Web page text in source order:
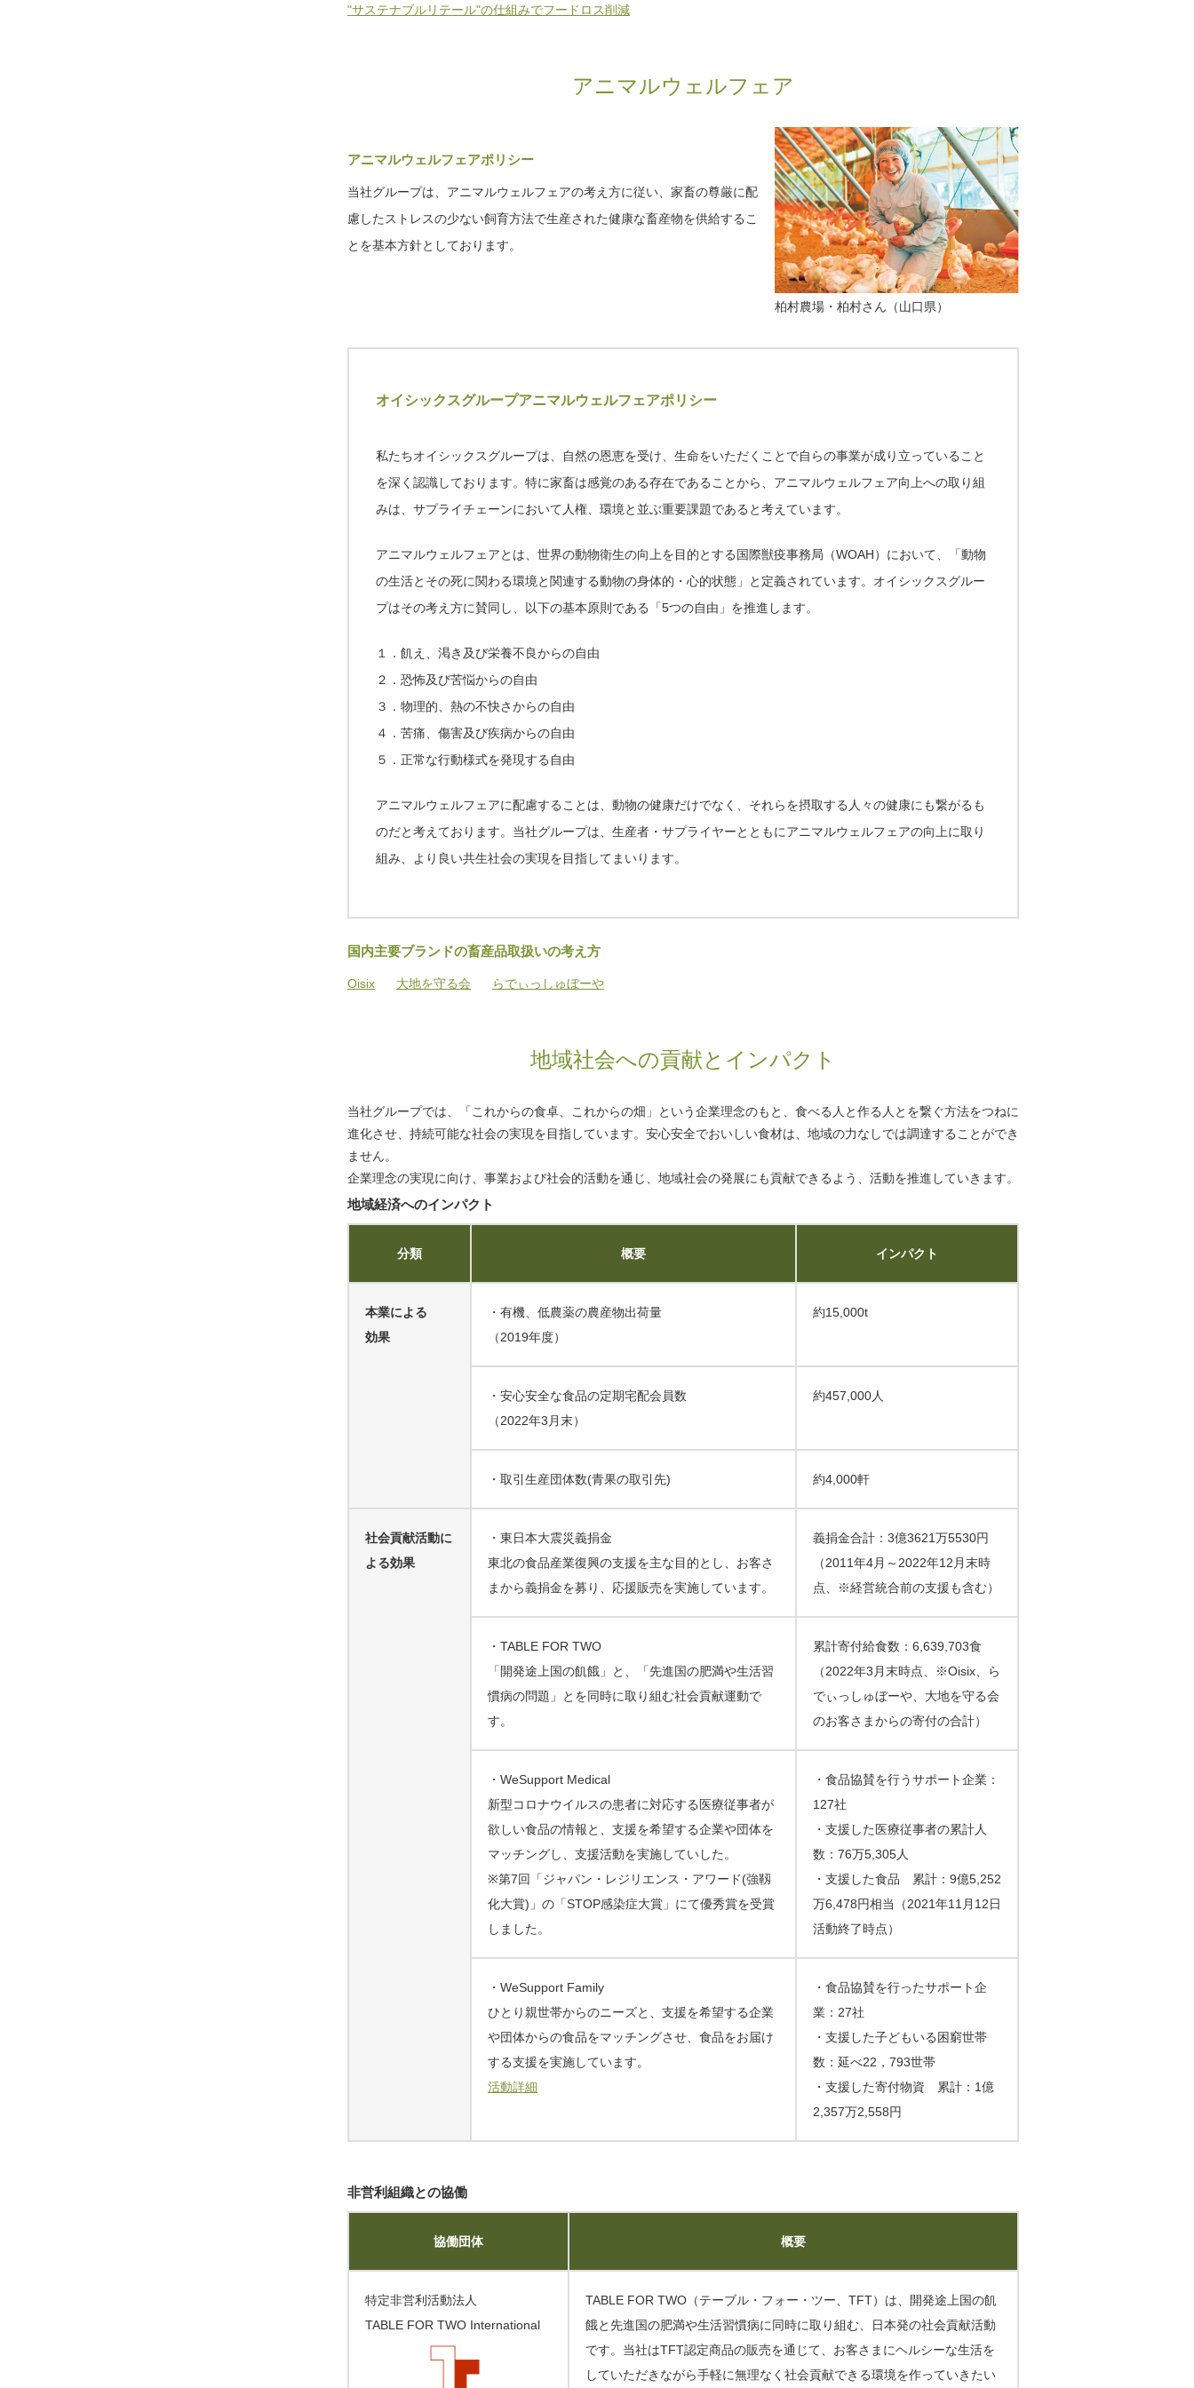
"サステナブルリテール"の仕組みでフードロス削減
アニマルウェルフェア
アニマルウェルフェアポリシー
当社グループは、アニマルウェルフェアの考え方に従い、家畜の尊厳に配
慮したストレスの少ない飼育方法で生産された健康な畜産物を供給するこ
とを基本方針としております。
柏村農場・柏村さん（山口県）
オイシックスグループアニマルウェルフェアポリシー
私たちオイシックスグループは、自然の恩恵を受け、生命をいただくことで自らの事業が成り立っていること
を深く認識しております。特に家畜は感覚のある存在であることから、アニマルウェルフェア向上への取り組
みは、サプライチェーンにおいて人権、環境と並ぶ重要課題であると考えています。
アニマルウェルフェアとは、世界の動物衛生の向上を目的とする国際獣疫事務局（WOAH）において、「動物
の生活とその死に関わる環境と関連する動物の身体的・心的状態」と定義されています。オイシックスグルー
プはその考え方に賛同し、以下の基本原則である「5つの自由」を推進します。
１．飢え、渇き及び栄養不良からの自由
２．恐怖及び苦悩からの自由
３．物理的、熱の不快さからの自由
４．苦痛、傷害及び疾病からの自由
５．正常な行動様式を発現する自由
アニマルウェルフェアに配慮することは、動物の健康だけでなく、それらを摂取する人々の健康にも繋がるも
のだと考えております。当社グループは、生産者・サプライヤーとともにアニマルウェルフェアの向上に取り
組み、より良い共生社会の実現を目指してまいります。
国内主要ブランドの畜産品取扱いの考え方
Oisix 大地を守る会 らでぃっしゅぼーや
地域社会への貢献とインパクト
当社グループでは、「これからの食卓、これからの畑」という企業理念のもと、食べる人と作る人とを繋ぐ方法をつねに
進化させ、持続可能な社会の実現を目指しています。安心安全でおいしい食材は、地域の力なしでは調達することができ
ません。
企業理念の実現に向け、事業および社会的活動を通じ、地域社会の発展にも貢献できるよう、活動を推進していきます。
地域経済へのインパクト
分類 概要 インパクト
本業による
効果
・有機、低農薬の農産物出荷量
（2019年度）
約15,000t
・安心安全な食品の定期宅配会員数
（2022年3月末）
約457,000人
・取引生産団体数(青果の取引先) 約4,000軒
社会貢献活動に
よる効果
・東日本大震災義捐金
東北の食品産業復興の支援を主な目的とし、お客さ
まから義捐金を募り、応援販売を実施しています。
義捐金合計：3億3621万5530円
（2011年4月～2022年12月末時
点、※経営統合前の支援も含む）
・TABLE FOR TWO
「開発途上国の飢餓」と、「先進国の肥満や生活習
慣病の問題」とを同時に取り組む社会貢献運動で
す。
累計寄付給食数：6,639,703食
（2022年3月末時点、※Oisix、ら
でぃっしゅぼーや、大地を守る会
のお客さまからの寄付の合計）
・WeSupport Medical
新型コロナウイルスの患者に対応する医療従事者が
欲しい食品の情報と、支援を希望する企業や団体を
マッチングし、支援活動を実施していした。
※第7回「ジャパン・レジリエンス・アワード(強靱
化大賞)」の「STOP感染症大賞」にて優秀賞を受賞
しました。
・食品協賛を行うサポート企業：
127社
・支援した医療従事者の累計人
数：76万5,305人
・支援した食品 累計：9億5,252
万6,478円相当（2021年11月12日
活動終了時点）
・WeSupport Family
ひとり親世帯からのニーズと、支援を希望する企業
や団体からの食品をマッチングさせ、食品をお届け
する支援を実施しています。
活動詳細
・食品協賛を行ったサポート企
業：27社
・支援した子どもいる困窮世帯
数：延べ22，793世帯
・支援した寄付物資 累計：1億
2,357万2,558円
非営利組織との協働
協働団体 概要
特定非営利活動法人
TABLE FOR TWO International
TABLE FOR TWO（テーブル・フォー・ツー、TFT）は、開発途上国の飢
餓と先進国の肥満や生活習慣病に同時に取り組む、日本発の社会貢献活動
です。当社はTFT認定商品の販売を通じて、お客さまにヘルシーな生活を
していただきながら手軽に無理なく社会貢献できる環境を作っていきたい